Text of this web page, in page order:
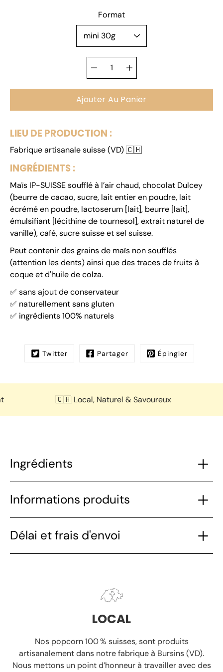
Format
Sélectionnez une
variante
Sélecteur de
quantité
Ajouter Au Panier
LIEU DE PRODUCTION :
Fabrique artisanale suisse (VD)🇨🇭
INGRÉDIENTS :
Maïs IP-SUISSEsoufflé à l’air chaud, chocolat Dulcey
(beurre de cacao, sucre, laitentier en poudre, lait
écrémé en poudre, lactoserum [lait], beurre [lait],
émulsifiant [lécithine de tournesol], extrait naturel de
vanille), café, sucre suisse et sel suisse.
Peut contenir des grains de maïs non soufflés
(attention les dents) ainsi que destraces de fruits à
coqueet d'huile de colza.
✅ sans ajout de conservateur
✅ naturellement sans gluten
✅ ingrédients 100% naturels
Twitter Partager Épingler
🇨🇭 Local, Naturel & Savoureux
Ingrédients
Informations produits
Délai et frais d'envoi
LOCAL
Nos popcorn 100 % suisses, sont produits
artisanalementdans notre fabrique à Bursins (VD).
Nous mettons un point d’honneur à travailler avec des